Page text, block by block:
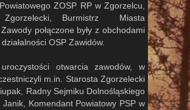
ZOSP RP w Zgorzelcu,
Zgorzelecki, Burmistrz Miasta
połączone były z obchodami
OSP Zawidów.
otwarcia zawodów, w
m.in. Starosta Zgorzelecki
Radny Sejmiku Dolnośląskiego
Janik, Komendant Powiatowy PSP w